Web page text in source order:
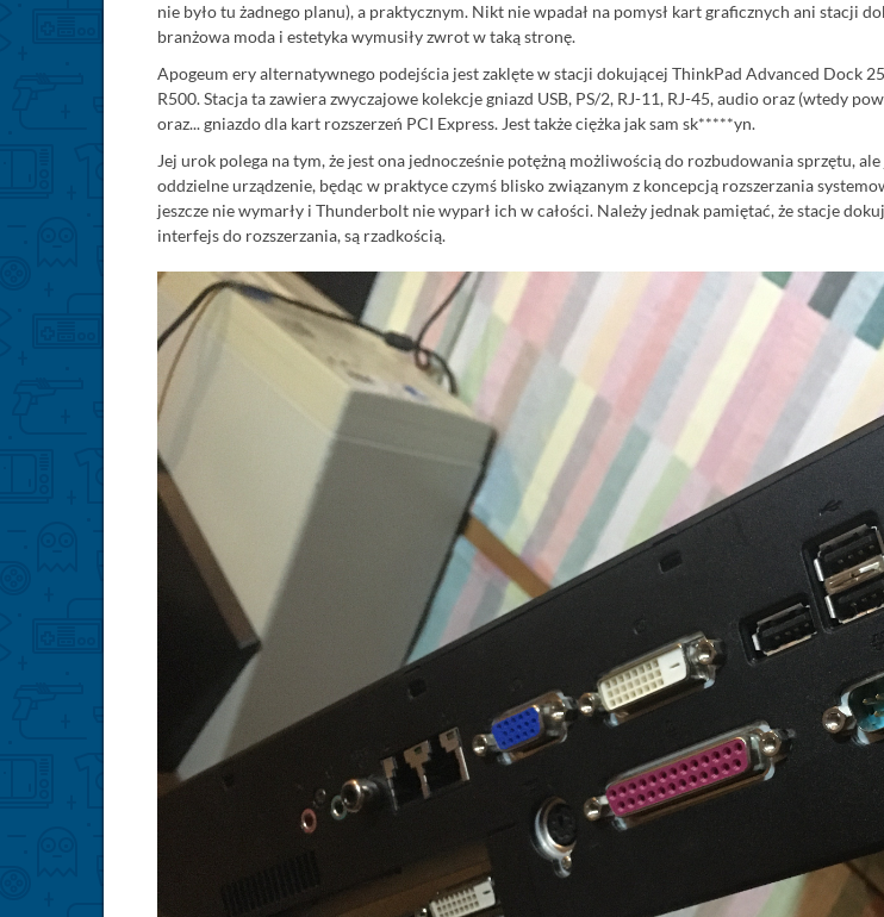
nie było tu żadnego planu), a praktycznym. Nikt nie wpadał na pomysł kart graficznych ani stacji
branżowa moda i estetyka wymusiły zwrot w taką stronę.
Apogeum ery alternatywnego podejścia jest zaklęte w stacji dokującej ThinkPad Advanced Dock
R500. Stacja ta zawiera zwyczajowe kolekcje gniazd USB, PS/2, RJ-11, RJ-45, audio oraz (wtedy
oraz... gniazdo dla kart rozszerzeń PCI Express. Jest także ciężka jak sam sk*****yn.
Jej urok polega na tym, że jest ona jednocześnie potężną możliwością do rozbudowania sprzętu,
oddzielne urządzenie, będąc w praktyce czymś blisko związanym z koncepcją rozszerzania
jeszcze nie wymarły i Thunderbolt nie wyparł ich w całości. Należy jednak pamiętać, że stacje
interfejs do rozszerzania, są rzadkością.